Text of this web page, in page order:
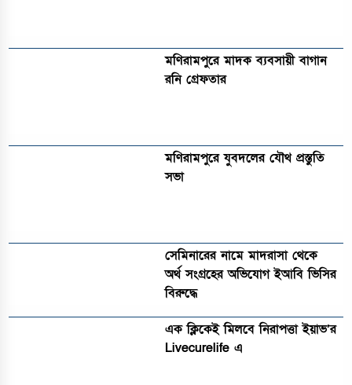
মণিরামপুরে মাদক ব্যবসায়ী বাগান
রনি গ্রেফতার
মণিরামপুরে যুবদলের যৌথ প্রস্তুতি
সভা
সেমিনারের নামে মাদরাসা থেকে
অর্থ সংগ্রহের অভিযোগ ইআবি ভিসির
বিরুদ্ধে
এক ক্লিকেই মিলবে নিরাপত্তা ইয়াভ’র
Livecurelife এ